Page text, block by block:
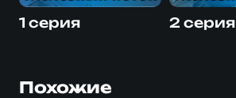
1 серия 2 серия
Похожие